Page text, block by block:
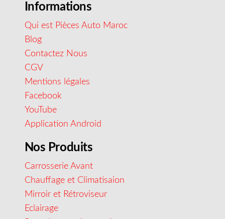
Informations
Qui est Pièces Auto Maroc
Blog
Contactez Nous
CGV
Mentions légales
Facebook
YouTube
Application Android
Nos Produits
Carrosserie Avant
Chauffage et Climatisaion
Mirroir et Rétroviseur
Eclairage